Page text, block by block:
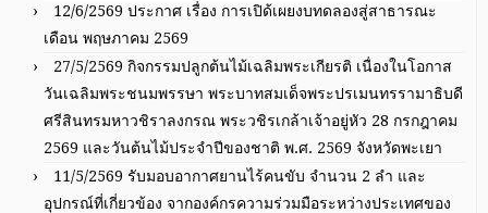
12/6/2569 ประกาศ เรื่อง การเปิด้เผยงบทดลองสู่สาธารณะ
เดือน พฤษภาคม 2569
27/5/2569 กิจกรรมปลูกต้นไม้เฉลิมพระเกียรติ เนื่องในโอกาส
วันเฉลิมพระชนมพรรษา พระบาทสมเด็จพระปรเมนทรรามาธิบดี
ศรีสินทรมหาวชิราลงกรณ พระวชิรเกล้าเจ้าอยู่หัว 28 กรกฎาคม
2569 และวันต้นไม้ประจำปีของชาติ พ.ศ. 2569 จังหวัดพะเยา
11/5/2569 รับมอบอากาศยานไร้คนขับ จำนวน 2 ลำ และ
อุปกรณ์ที่เกี่ยวข้อง จากองค์กรความร่วมมือระหว่างประเทศของ